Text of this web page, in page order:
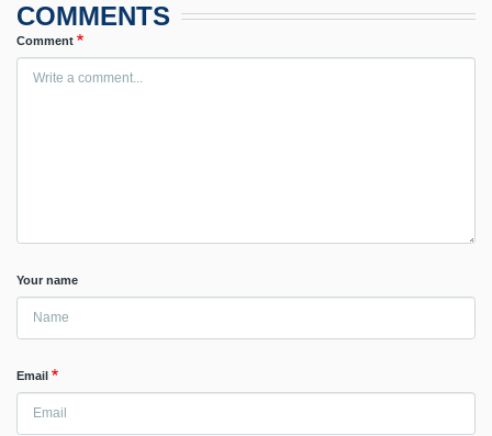
COMMENTS
Comment
Your name
Email